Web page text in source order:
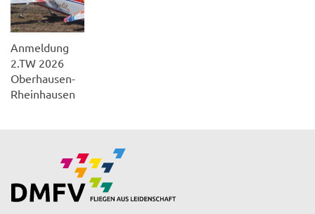
Anmeldung
2.TW 2026
Oberhausen-
Rheinhausen